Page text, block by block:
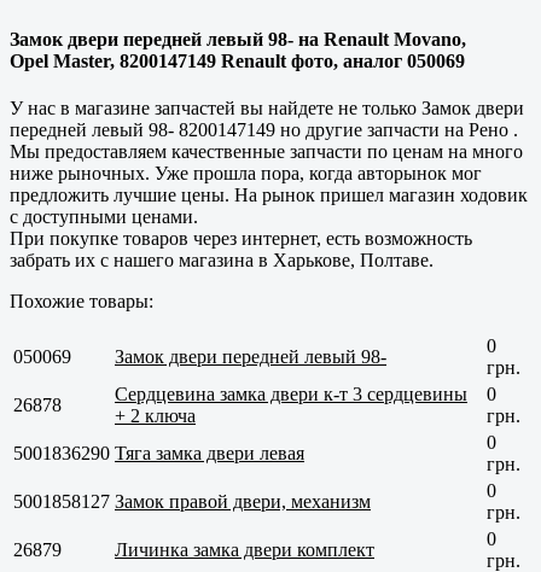
Замок двери передней левый 98- на Renault Movano,
Opel Master, 8200147149 Renault фото, аналог 050069
У нас в магазине запчастей вы найдете не только Замок двери
передней левый 98- 8200147149 но другие запчасти на Рено .
Мы предоставляем качественные запчасти по ценам на много
ниже рыночных. Уже прошла пора, когда авторынок мог
предложить лучшие цены. На рынок пришел магазин ходовик
с доступными ценами.
При покупке товаров через интернет, есть возможность
забрать их с нашего магазина в Харькове, Полтаве.
Похожие товары:
050069 Замок двери передней левый 98-
0
грн.
26878
Сердцевина замка двери к-т 3 сердцевины
+ 2 ключа
0
грн.
5001836290 Тяга замка двери левая
0
грн.
5001858127 Замок правой двери, механизм
0
грн.
26879
Личинка замка двери комплект
0
грн.